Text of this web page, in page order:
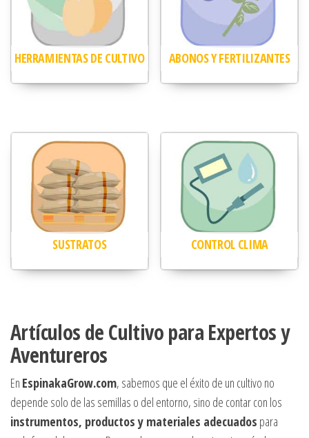
HERRAMIENTAS DE CULTIVO ABONOS Y FERTILIZANTES
SUSTRATOS CONTROL CLIMA
Artículos de Cultivo para Expertos y
Aventureros
En EspinakaGrow.com, sabemos que el éxito de un cultivo no
depende solo de las semillas o del entorno, sino de contar con los
instrumentos, productos y materiales adecuados para